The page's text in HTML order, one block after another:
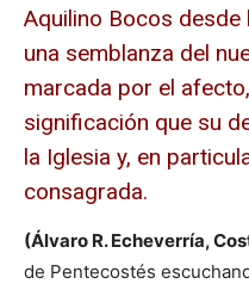
Aquilino Bocos
una semblanza del
marcada por el
significación que su
la Iglesia y, en
consagrada.
(Álvaro R. Echeverría,
de Pentecostés